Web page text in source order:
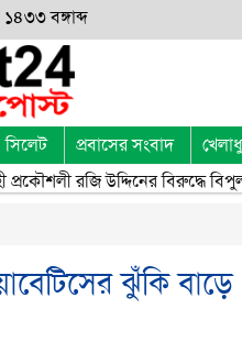
বঙ্গাব্দ
সিলেট প্রবাসের সংবাদ
রজি উদ্দিনের বিরুদ্ধে
ঝুঁকি বাড়ে